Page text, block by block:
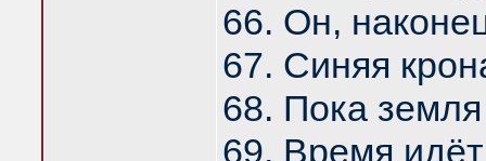
66. Он,
67. Синяя
68. Пока
69. Время